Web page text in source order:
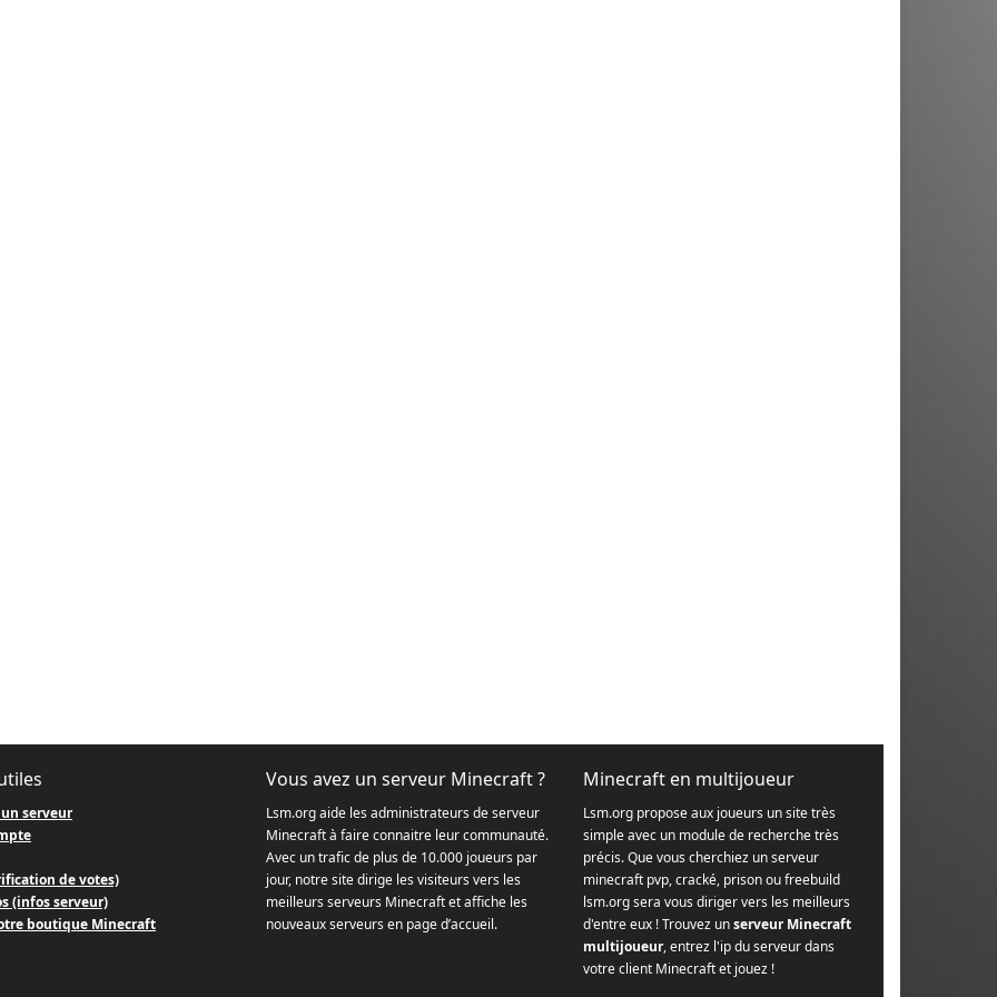
serveur
de votes)
(infos serveur)
boutique Minecraft
Vous avez un serveur Minecraft ?
Lsm.org aide les administrateurs de serveur
Minecraft à faire connaitre leur communauté.
Avec un trafic de plus de 10.000 joueurs par
jour, notre site dirige les visiteurs vers les
meilleurs serveurs Minecraft et affiche les
nouveaux serveurs en page d’accueil.
Minecraft en multijoueur
Lsm.org propose aux joueurs un site très
simple avec un module de recherche très
précis. Que vous cherchiez un serveur
minecraft pvp, cracké, prison ou freebuild
lsm.org sera vous diriger vers les meilleurs
d'entre eux ! Trouvez unserveur Minecraft
multijoueur, entrez l'ip du serveur dans
votre client Minecraft et jouez !